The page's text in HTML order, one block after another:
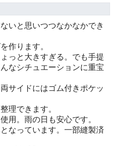
いと思いつつなかなかでき
作ります。
っと大きすぎる。でも手提
なシチュエーションに重宝
サイドにはゴム付きポケッ
理できます。
用。雨の日も安心です。
なっています。一部縫製済